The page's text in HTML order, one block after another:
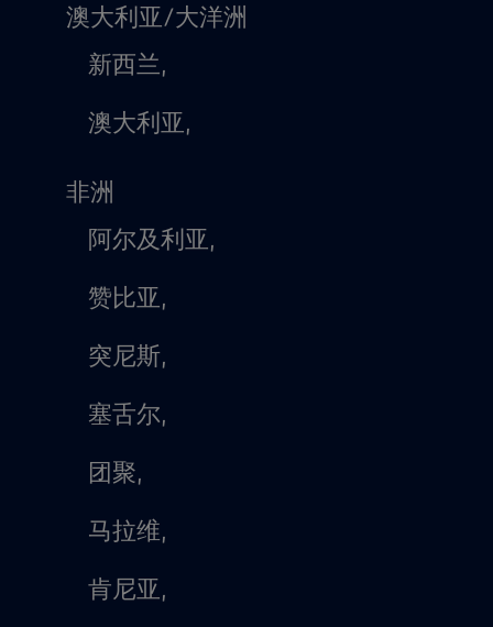
澳大利亚/大洋洲
新西兰,
澳大利亚,
非洲
阿尔及利亚,
赞比亚,
突尼斯,
塞舌尔,
团聚,
马拉维,
肯尼亚,